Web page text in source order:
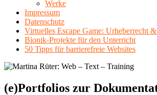
Werke
Impressum
Datenschutz
Virtuelles Escape Game: Urheberrecht
Bionik-Projekte für den Unterricht
50 Tipps für barrierefreie Websites
(e)Portfolios zur